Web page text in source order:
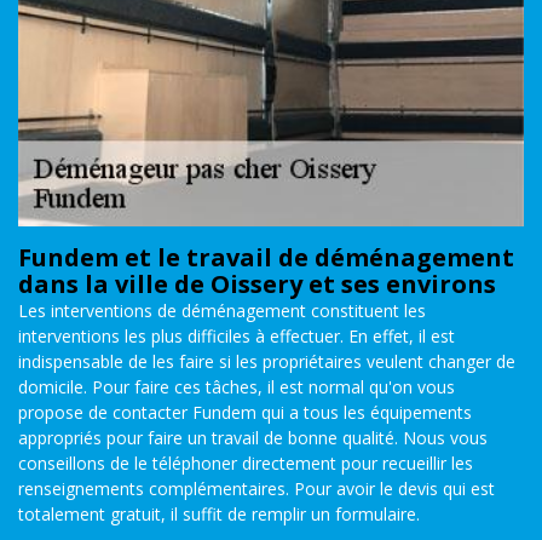
Fundem et le travail de déménagement
dans la ville de Oissery et ses environs
Les interventions de déménagement constituent les
interventions les plus difficiles à effectuer. En effet, il est
indispensable de les faire si les propriétaires veulent changer de
domicile. Pour faire ces tâches, il est normal qu'on vous
propose de contacter Fundem qui a tous les équipements
appropriés pour faire un travail de bonne qualité. Nous vous
conseillons de le téléphoner directement pour recueillir les
renseignements complémentaires. Pour avoir le devis qui est
totalement gratuit, il suffit de remplir un formulaire.